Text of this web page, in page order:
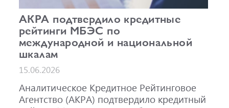
АКРА подтвердило кредитные
рейтинги МБЭС по
международной и национальной
шкалам
15.06.2026
Аналитическое Кредитное Рейтинговое
Агентство (АКРА) подтвердило кредитный